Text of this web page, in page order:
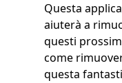
Questa
aiuterà a
questi
come
questa